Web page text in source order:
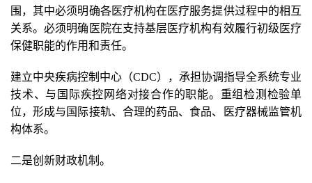
围，其中必须明确各医疗机构在医疗服务提供过程中的相互
关系。必须明确医院在支持基层医疗机构有效履行初级医疗
保健职能的作用和责任。
建立中央疾病控制中心（CDC），承担协调指导全系统专业
技术、与国际疾控网络对接合作的职能。重组检测检验单
位，形成与国际接轨、合理的药品、食品、医疗器械监管机
构体系。
二是创新财政机制。